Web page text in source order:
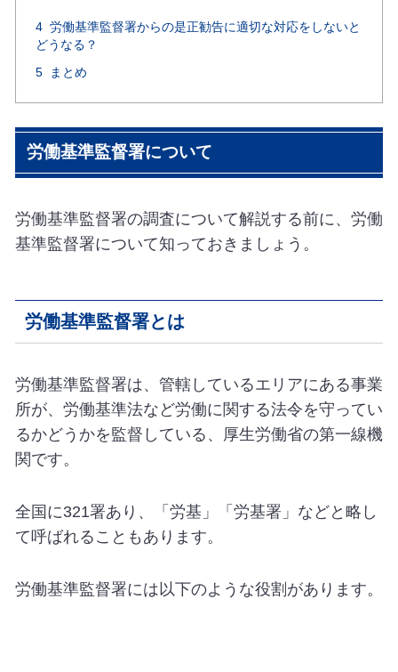
4労働基準監督署からの是正勧告に適切な対応をしないと
どうなる？
5まとめ
労働基準監督署について
労働基準監督署の調査について解説する前に、労働
基準監督署について知っておきましょう。
労働基準監督署とは
労働基準監督署は、管轄しているエリアにある事業
所が、労働基準法など労働に関する法令を守ってい
るかどうかを監督している、厚生労働省の第一線機
関です。
全国に321署あり、「労基」「労基署」などと略し
て呼ばれることもあります。
労働基準監督署には以下のような役割があります。